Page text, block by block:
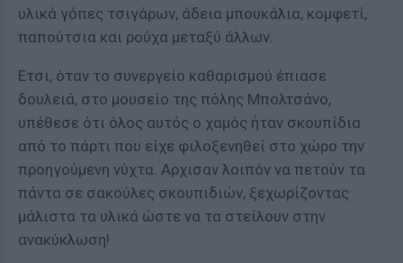
υλικά γόπες τσιγάρων, άδεια μπουκάλια, κομφετί,
παπούτσια και ρούχα μεταξύ άλλων.
Ετσι, όταν το συνεργείο καθαρισμού έπιασε
δουλειά, στο μουσείο της πόλης Μπολτσάνο,
υπέθεσε ότι όλος αυτός ο χαμός ήταν σκουπίδια
από το πάρτι που είχε φιλοξενηθεί στο χώρο την
προηγούμενη νύχτα. Αρχισαν λοιπόν να πετούν τα
πάντα σε σακούλες σκουπιδιών, ξεχωρίζοντας
μάλιστα τα υλικά ώστε να τα στείλουν στην
ανακύκλωση!